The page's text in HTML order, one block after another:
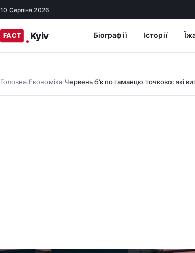
10 Серпня 2026
Біографії Історії
Головна/ Економіка/ Червень б’є по гаманцю точково: які